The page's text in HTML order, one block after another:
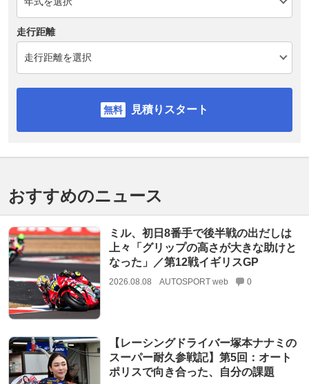
走行距離
見積りスタート
おすすめのニュース
ミル、初日8番手で後半戦の出だしは
上々「グリップの高さが大きな助けと
なった」／第12戦イギリスGP
2026.08.08 AUTOSPORT web 0
【レーシングドライバー塚本ナナミの
スーパー耐久参戦記】第5回：オート
ポリスで向き合った、自分の課題